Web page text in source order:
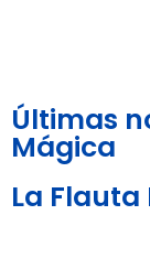
Últimas
Mágica
La